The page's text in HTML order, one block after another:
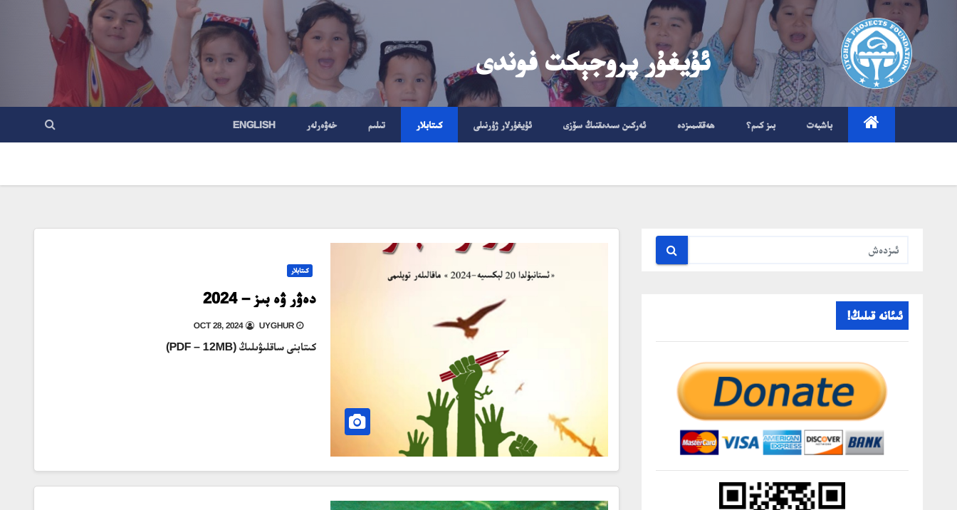
ئۇيغۇر پروجېكت فوندى
باشبەت بىز كىم؟ ھەققىمىزدە ئەركىن سىدىقنىڭ سۆزى ئۇيغۇرلار ژۇرنىلى كىتابلار تىلىم خەۋەرلەر ENGLISH
ئىئانە قىلىڭ!
كىتابلار
دەۋر ۋە بىز – 2024
OCT 28, 2024 UYGHUR
كىتابنى ساقلىۋىلىڭ (PDF – 12MB)